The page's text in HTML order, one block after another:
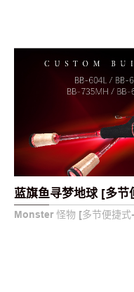
蓝旗鱼寻梦地球 [多节
Monster 怪物 [多节便捷式